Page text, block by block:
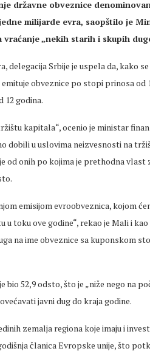
državne obveznice
milijarde evra, saopštilo je
„nekih starih i skupih
delegacija Srbije je uspela da, kako
obveznice po stopi prinosa od
12 godina.
kapitala“, ocenio je ministar
dobili u uslovima neizvesnosti na
od onih po kojima je prethodna vlast
emisijom evroobveznica, kojom
u toku ove godine“, rekao je Mali i
na ime obveznice sa kuponskom
bio 52,9 odsto, što je „niže nego na
javni dug do kraja godine.
zemalja regiona koje imaju i
članica Evropske unije, što